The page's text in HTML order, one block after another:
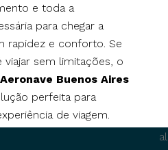
e toda a
para chegar a
rapidez e conforto. Se
viajar sem limitações, o
Buenos Aires
perfeita para
de viagem.